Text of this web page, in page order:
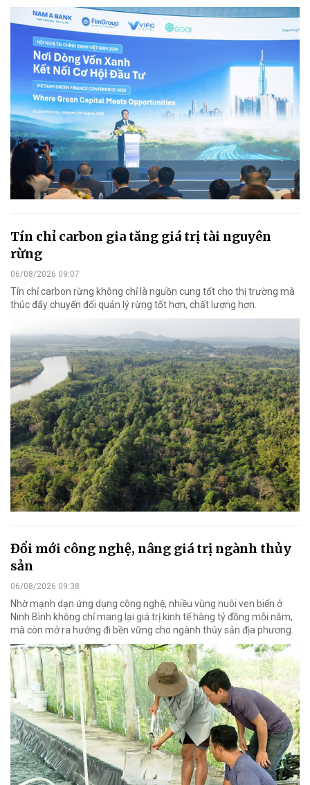
Tín chỉ carbon gia tăng giá trị tài nguyên
rừng
06/08/2026 09:07
Tín chỉ carbon rừng không chỉ là nguồn cung tốt cho thị trường mà
thúc đẩy chuyển đổi quản lý rừng tốt hơn, chất lượng hơn.
Đổi mới công nghệ, nâng giá trị ngành thủy
sản
06/08/2026 09:38
Nhờ mạnh dạn ứng dụng công nghệ, nhiều vùng nuôi ven biển ở
Ninh Bình không chỉ mang lại giá trị kinh tế hàng tỷ đồng mỗi năm,
mà còn mở ra hướng đi bền vững cho ngành thủy sản địa phương.